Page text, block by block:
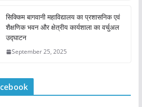
सिक्किम बागवानी महाविद्यालय का प्रशासनिक एवं
शैक्षणिक भवन और क्षेत्रीय कार्यशाला का वर्चुअल
उद्घाटन
September 25, 2025